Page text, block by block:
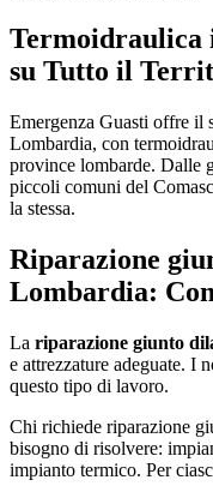
Termoidraulica
su Tutto il
Emergenza Guasti offre il
Lombardia, con
province lombarde. Dalle
piccoli comuni del
la stessa.
Riparazione
Lombardia:
La riparazione giunto
e attrezzature adeguate. I
questo tipo di lavoro.
Chi richiede riparazione
bisogno di risolvere:
impianto termico. Per